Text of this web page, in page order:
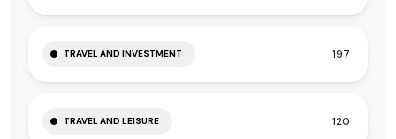
TRAVEL AND INVESTMENT 197
TRAVEL AND LEISURE 120